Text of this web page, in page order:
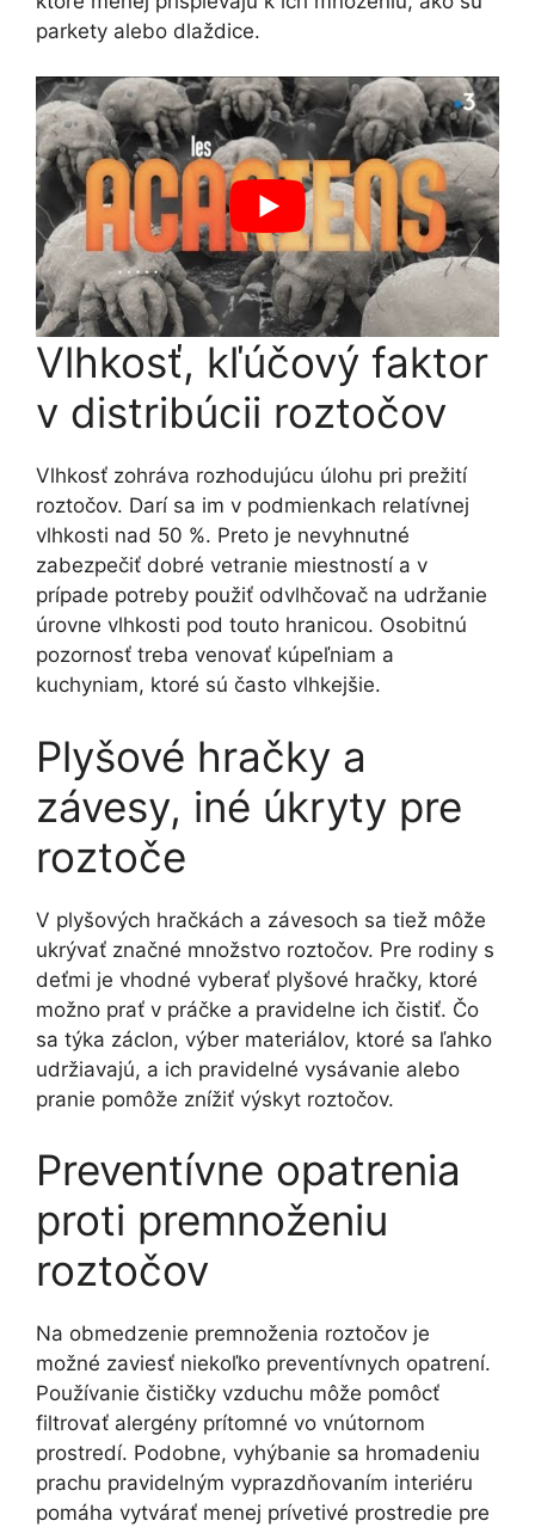
parkety alebo dlaždice.
Vlhkosť, kľúčový faktor
v distribúcii roztočov
Vlhkosť zohráva rozhodujúcu úlohu pri prežití
roztočov. Darí sa im v podmienkach relatívnej
vlhkosti nad 50 %. Preto je nevyhnutné
zabezpečiť dobré vetranie miestností a v
prípade potreby použiť odvlhčovač na udržanie
úrovne vlhkosti pod touto hranicou. Osobitnú
pozornosť treba venovať kúpeľniam a
kuchyniam, ktoré sú často vlhkejšie.
Plyšové hračky a
závesy, iné úkryty pre
roztoče
V plyšových hračkách a závesoch sa tiež môže
ukrývať značné množstvo roztočov. Pre rodiny s
deťmi je vhodné vyberať plyšové hračky, ktoré
možno prať v práčke a pravidelne ich čistiť. Čo
sa týka záclon, výber materiálov, ktoré sa ľahko
udržiavajú, a ich pravidelné vysávanie alebo
pranie pomôže znížiť výskyt roztočov.
Preventívne opatrenia
proti premnoženiu
roztočov
Na obmedzenie premnoženia roztočov je
možné zaviesť niekoľko preventívnych opatrení.
Používanie čističky vzduchu môže pomôcť
filtrovať alergény prítomné vo vnútornom
prostredí. Podobne, vyhýbanie sa hromadeniu
prachu pravidelným vyprazdňovaním interiéru
pomáha vytvárať menej prívetivé prostredie pre